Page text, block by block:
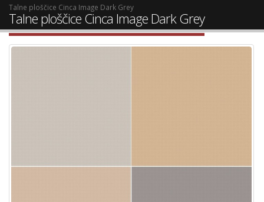
Talne ploščice Cinca Image Dark Grey
Talne ploščice Cinca Image Dark Grey